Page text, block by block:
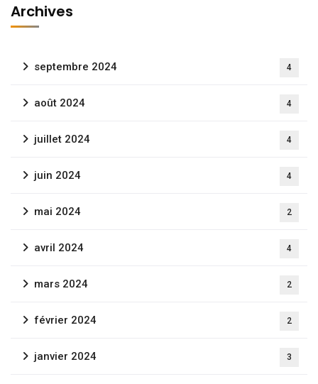
Archives
septembre 2024 4
août 2024 4
juillet 2024 4
juin 2024 4
mai 2024 2
avril 2024 4
mars 2024 2
février 2024 2
janvier 2024 3